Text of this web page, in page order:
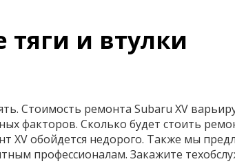
и втулки
Стоимость ремонта Subaru XV
факторов. Сколько будет стоить
XV обойдется недорого. Также мы
профессионалам. Закажите